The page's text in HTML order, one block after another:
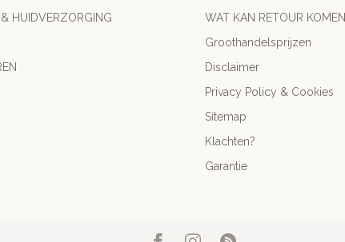
HUIDVERZORGING
WAT KAN RETOUR KOMEN
Groothandelsprijzen
Disclaimer
Privacy Policy & Cookies
Sitemap
Klachten?
Garantie